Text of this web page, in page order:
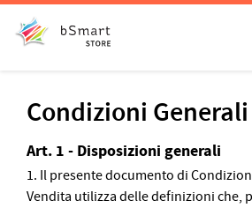
Condizioni
Art. 1 - Disposizioni generali
1. Il presente documento di
Vendita utilizza delle definizioni che,